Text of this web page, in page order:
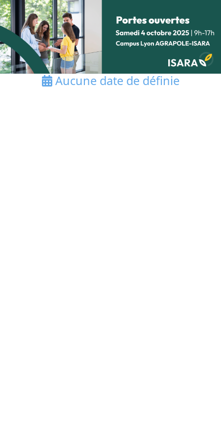
Aucune date de définie